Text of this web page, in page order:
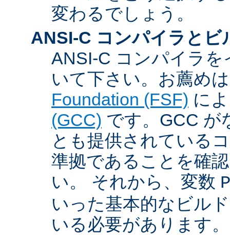
変わるでしょう。
ANSI-C コンパイラとビ
ANSI-C コンパイラ
いて下さい。お薦め
Foundation (FSF) に
(GCC) です。GCC が
とも提供されている
準拠であることを確
い。 それから、変数
いった基本的なビル
いる必要があります。